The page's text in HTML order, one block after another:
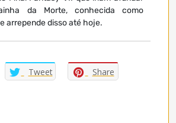
da Morte, conhecida como
arrepende disso até hoje.
Tweet Share